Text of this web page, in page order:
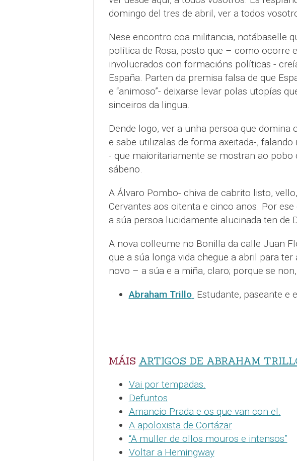
domingo del tres de abril, ver a todos
Nese encontro coa militancia, notábaselle
política de Rosa, posto que – como ocorre
involucrados con formacións políticas -
España. Parten da premisa falsa de que
e “animoso”- deixarse levar polas utopías
sinceiros da lingua.
Dende logo, ver a unha persoa que domina
e sabe utilizalas de forma axeitada-,
- que maioritariamente se mostran ao
sábeno.
A Álvaro Pombo- chiva de cabrito listo,
Cervantes aos oitenta e cinco anos. Por
a súa persoa lucidamente alucinada ten de
A nova colleume no Bonilla da calle Juan
que a súa longa vida chegue a abril para
novo – a súa e a miña, claro; porque se
Abraham Trillo. Estudante, paseante e
MÁIS ARTIGOS DE ABRAHAM
Vai por tempadas.
Defuntos
Amancio Prada e os que van con el.
A apoloxista de Cortázar
“A muller de ollos mouros e intensos”
Voltar a Hemingway